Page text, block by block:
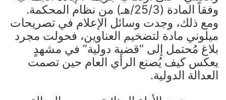
وفقاً المادة (25/3/هـ) من نظام المحكمة.
ومع ذلك، وجدت وسائل الإعلام في تصريحات
ميلوني مادة لتضخيم العناوين، فحولت مجرد
بلاغ مُحتمل إلى “قضية دولية” في مشهدٍ
يعكس كيف يُصنع الرأي العام حين تصمت
العدالة الدولية.